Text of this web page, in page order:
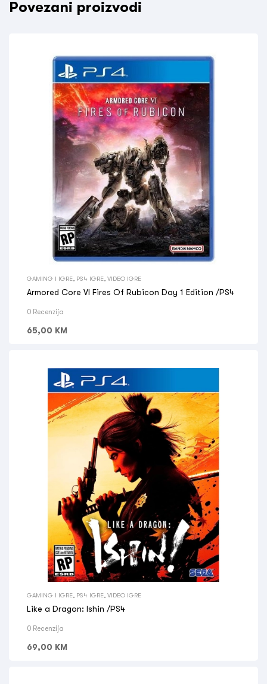
Povezani proizvodi
GAMING I IGRE PS4 IGRE VIDEO IGRE
Armored Core VI Fires Of Rubicon Day 1 Edition /PS4
0 Recenzija
65,00 KM
GAMING I IGRE PS4 IGRE VIDEO IGRE
Like a Dragon: Ishin /PS4
0 Recenzija
69,00 KM